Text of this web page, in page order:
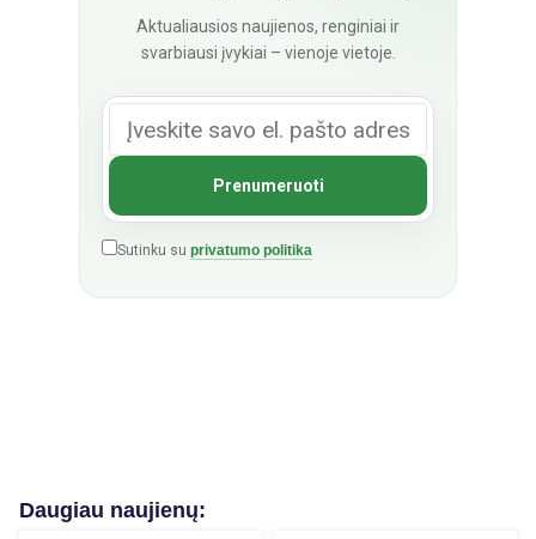
Aktualiausios naujienos, renginiai ir
svarbiausi įvykiai – vienoje vietoje.
Sutinku su privatumo politika
Daugiau naujienų: